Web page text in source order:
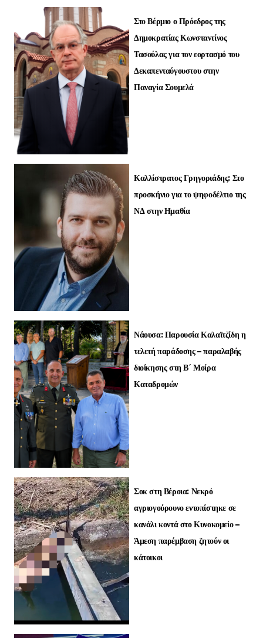
Στο Βέρμιο ο Πρόεδρος της
Δημοκρατίας Κωνσταντίνος
Τασούλας για τον εορτασμό του
Δεκαπενταύγουστου στην
Παναγία Σουμελά
Καλλίστρατος Γρηγοριάδης: Στο
προσκήνιο για το ψηφοδέλτιο της
ΝΔ στην Ημαθία
Νάουσα: Παρουσία Καλαϊτζίδη η
τελετή παράδοσης – παραλαβής
διοίκησης στη Β΄ Μοίρα
Καταδρομών
Σοκ στη Βέροια: Νεκρό
αγριογούρουνο εντοπίστηκε σε
κανάλι κοντά στο Κυνοκομείο –
Άμεση παρέμβαση ζητούν οι
κάτοικοι